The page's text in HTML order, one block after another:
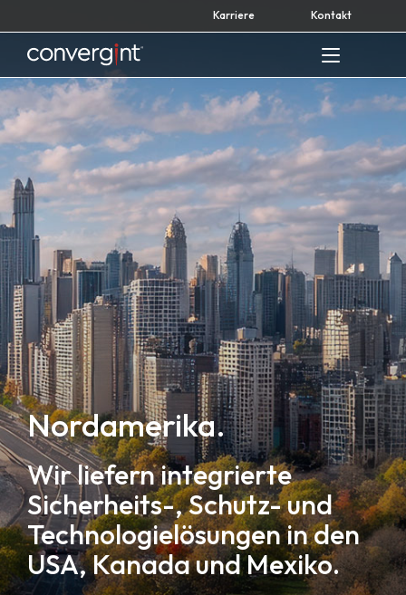
to
content
Karriere Kontakt
Home
Nordamerika.
Wir liefern integrierte
Sicherheits-, Schutz- und
Technologielösungen in den
USA, Kanada und Mexiko.